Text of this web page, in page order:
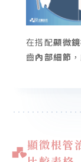
在搭配顯微
齒內部細節
顯微根管